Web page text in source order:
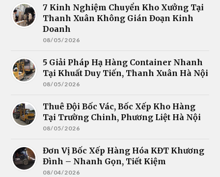
7 Kinh Nghiệm Chuyển Kho Xưởng Tại
Thanh Xuân Không Gián Đoạn Kinh
Doanh
08/05/2026
5 Giải Pháp Hạ Hàng Container Nhanh
Tại Khuất Duy Tiến, Thanh Xuân Hà Nội
08/05/2026
Thuê Đội Bốc Vác, Bốc Xếp Kho Hàng
Tại Trường Chinh, Phương Liệt Hà Nội
08/05/2026
Đơn Vị Bốc Xếp Hàng Hóa KĐT Khương
Đình – Nhanh Gọn, Tiết Kiệm
08/04/2026